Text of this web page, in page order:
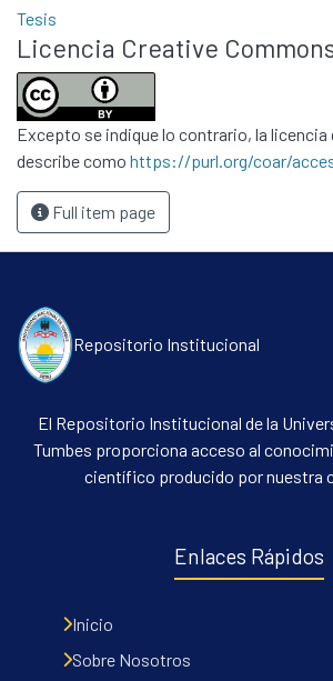
Tesis
Licencia Creative
Excepto se indique lo contrario, la licencia
describe como https://purl.org/coar/
Full item page
Repositorio Institucional
El Repositorio Institucional de la
Tumbes proporciona acceso al
científico producido por nuestra
Enlaces Rápidos
Inicio
Sobre Nosotros